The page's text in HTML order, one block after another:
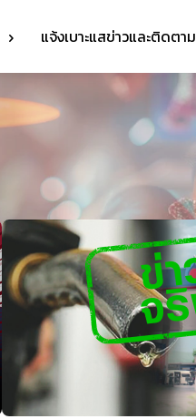
แจ้งเบาะแสข่าวและติดตาม